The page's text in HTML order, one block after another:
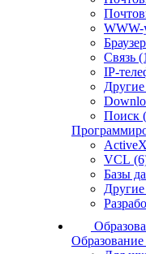
Связь
IP-
Поиск
ActiveX
VCL
Базы
Образование